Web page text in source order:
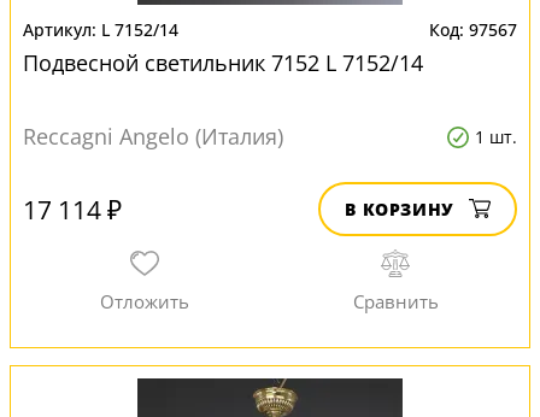
L 7152/14 97567
Подвесной светильник 7152 L 7152/14
Reccagni Angelo (Италия) 1 шт.
17 114 ₽ В КОРЗИНУ